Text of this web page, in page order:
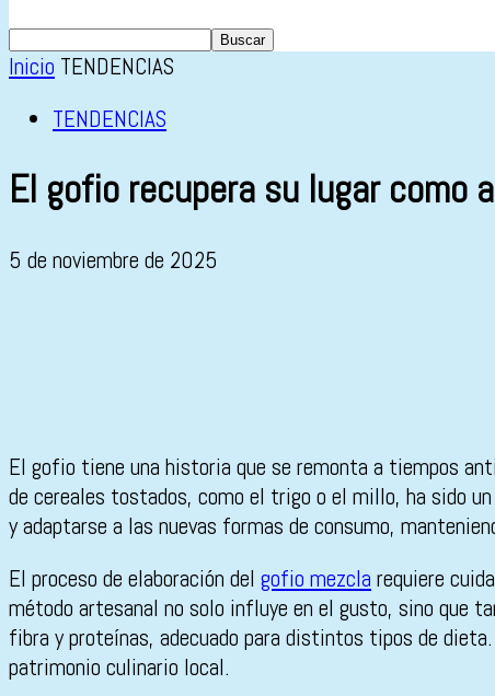
Inicio TENDENCIAS
TENDENCIAS
El gofio recupera su lugar
5 de noviembre de 2025
El gofio tiene una historia que se remonta a tiempos
de cereales tostados, como el trigo o el millo, ha sido
y adaptarse a las nuevas formas de consumo,
El proceso de elaboración del gofio mezcla requiere
método artesanal no solo influye en el gusto, sino que
fibra y proteínas, adecuado para distintos tipos de
patrimonio culinario local.